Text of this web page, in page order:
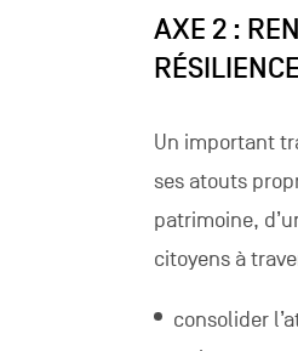
AXE 2 :
Un important
ses atouts
patrimoine,
citoyens à
consolider